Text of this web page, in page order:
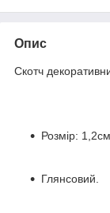
Опис
Скотч
Розмір:
Глянсовий.